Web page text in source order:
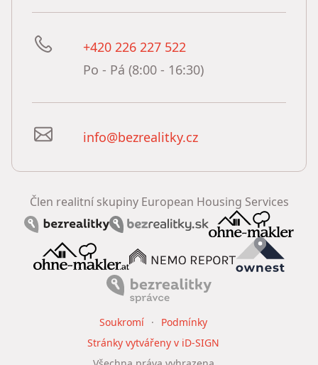
+420 226 227 522
Po - Pá (8:00 - 16:30)
info@bezrealitky.cz
Člen realitní skupiny European Housing Services
Soukromí
Podmínky
Stránky vytvářeny v iD-SIGN